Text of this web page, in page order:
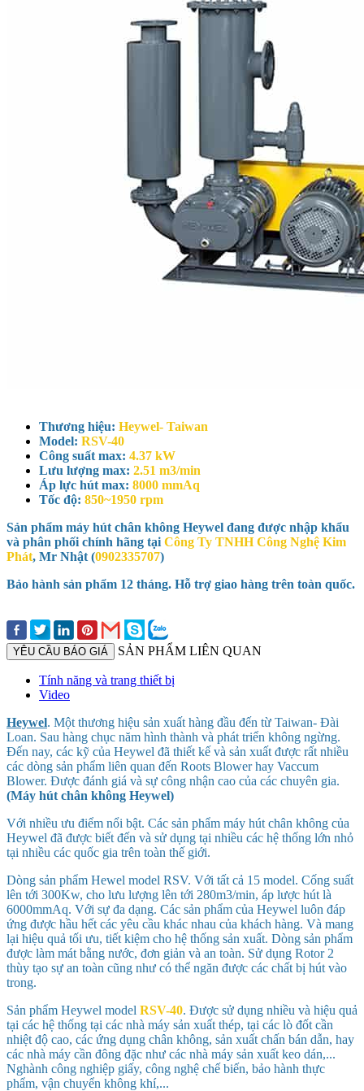
Thương hiệu: Heywel- Taiwan
Model: RSV-40
Công suất max: 4.37 kW
Lưu lượng max: 2.51 m3/min
Áp lực hút max: 8000 mmAq
Tốc độ: 850~1950 rpm
Sản phẩm máy hút chân không Heywel đang được nhập khẩu
và phân phối chính hãng tại Công Ty TNHH Công Nghệ Kim
Phát, Mr Nhật (0902335707)
Bảo hành sản phẩm 12 tháng. Hỗ trợ giao hàng trên toàn quốc.
YÊU CẦU BÁO GIÁ SẢN PHẨM LIÊN QUAN
Tính năng và trang thiết bị
Video
Heywel. Một thương hiệu sản xuất hàng đầu đến từ Taiwan- Đài
Loan. Sau hàng chục năm hình thành và phát triển không ngừng.
Đến nay, các kỹ của Heywel đã thiết kế và sản xuất được rất nhiều
các dòng sản phẩm liên quan đến Roots Blower hay Vaccum
Blower. Được đánh giá và sự công nhận cao của các chuyên gia.
(Máy hút chân không Heywel)
Với nhiều ưu điểm nổi bật. Các sản phẩm máy hút chân không của
Heywel đã được biết đến và sử dụng tại nhiều các hệ thống lớn nhỏ
tại nhiều các quốc gia trên toàn thế giới.
Dòng sản phẩm Hewel model RSV. Với tất cả 15 model. Cống suất
lên tới 300Kw, cho lưu lượng lên tới 280m3/min, áp lược hút là
6000mmAq. Với sự đa dạng. Các sản phẩm của Heywel luôn đáp
ứng được hầu hết các yêu cầu khác nhau của khách hàng. Và mang
lại hiệu quả tối ưu, tiết kiệm cho hệ thống sản xuất. Dòng sản phẩm
được làm mát bằng nước, đơn giản và an toàn. Sử dụng Rotor 2
thùy tạo sự an toàn cũng như có thể ngăn được các chất bị hút vào
trong.
Sản phẩm Heywel model RSV-40. Được sử dụng nhiều và hiệu quả
tại các hệ thống tại các nhà máy sản xuất thép, tại các lò đốt cần
nhiệt độ cao, các ứng dụng chân không, sản xuất chấn bán dẫn, hay
các nhà máy cần đông đặc như các nhà máy sản xuất keo dán,...
Nghành công nghiệp giấy, công nghệ chế biến, bảo hành thực
phẩm, vận chuyển không khí,...